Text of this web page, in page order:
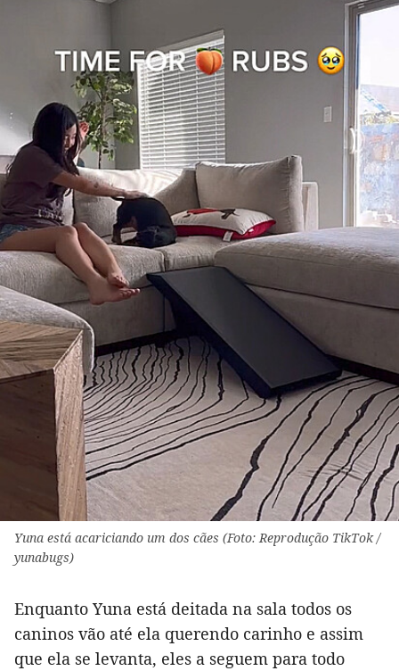
Yuna está acariciando um dos cães (Foto: Reprodução TikTok /
yunabugs)
Enquanto Yuna está deitada na sala todos os
caninos vão até ela querendo carinho e assim
que ela se levanta, eles a seguem para todo